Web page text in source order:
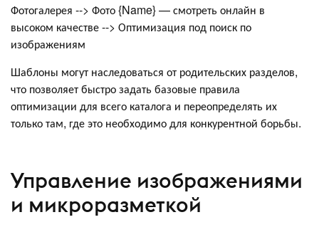
Фотогалерея --> Фото {Name} — смотреть онлайн в
высоком качестве --> Оптимизация под поиск по
изображениям
Шаблоны могут наследоваться от родительских разделов,
что позволяет быстро задать базовые правила
оптимизации для всего каталога и переопределять их
только там, где это необходимо для конкурентной борьбы.
Управление изображениями
и микроразметкой